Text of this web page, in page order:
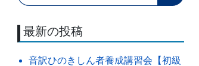
最新の投稿
音訳ひのきしん者養成講習会【初級